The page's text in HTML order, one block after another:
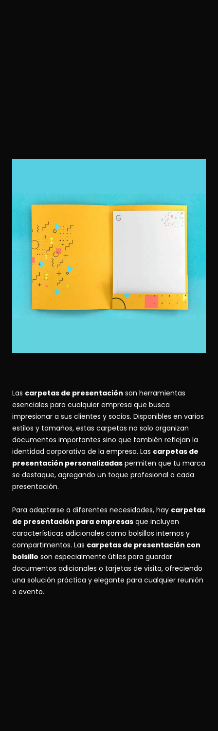
Las carpetas de presentación son herramientas
esenciales para cualquier empresa que busca
impresionar a sus clientes y socios. Disponibles en varios
estilos y tamaños, estas carpetas no solo organizan
documentos importantes sino que también reflejan la
identidad corporativa de la empresa. Las carpetas de
presentación personalizadas permiten que tu marca
se destaque, agregando un toque profesional a cada
presentación.
Para adaptarse a diferentes necesidades, hay carpetas
de presentación para empresas que incluyen
características adicionales como bolsillos internos y
compartimentos. Las carpetas de presentación con
bolsillo son especialmente útiles para guardar
documentos adicionales o tarjetas de visita, ofreciendo
una solución práctica y elegante para cualquier reunión
o evento.